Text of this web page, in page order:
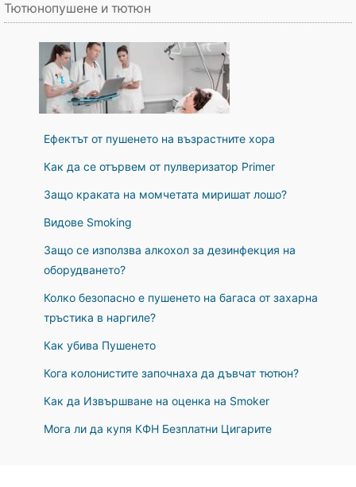
Тютюнопушене и тютюн
Ефектът от пушенето на възрастните хора
Как да се отървем от пулверизатор Primer
Защо краката на момчетата миришат лошо?
Видове Smoking
Защо се използва алкохол за дезинфекция на
оборудването?
Колко безопасно е пушенето на багаса от захарна
тръстика в наргиле?
Как убива Пушенето
Кога колонистите започнаха да дъвчат тютюн?
Как да Извършване на оценка на Smoker
Мога ли да купя КФН Безплатни Цигарите